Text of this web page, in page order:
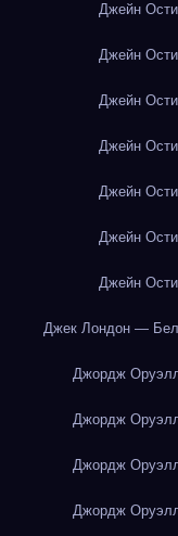
Джейн
Джейн
Джейн
Джейн
Джейн
Джейн
Джейн
Джек Лондон —
Джордж
Джордж
Джордж
Джордж